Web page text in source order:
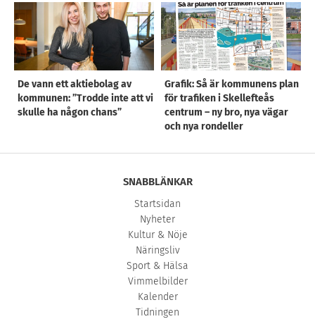
De vann ett aktiebolag av
kommunen: ”Trodde inte att vi
skulle ha någon chans”
Grafik: Så är kommunens plan
för trafiken i Skellefteås
centrum – ny bro, nya vägar
och nya rondeller
SNABBLÄNKAR
Startsidan
Nyheter
Kultur & Nöje
Näringsliv
Sport & Hälsa
Vimmelbilder
Kalender
Tidningen